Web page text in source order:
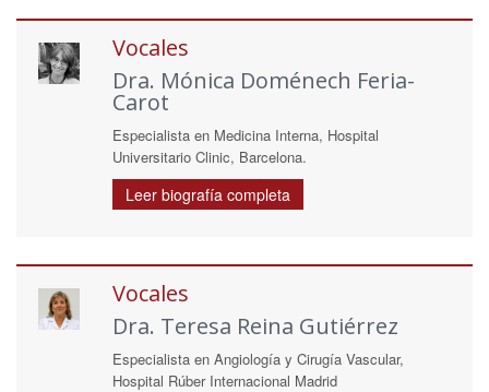
Vocales
Dra. Mónica Doménech Feria-
Carot
Especialista en Medicina Interna, Hospital
Universitario Clinic, Barcelona.
Leer biografía completa
Vocales
Dra. Teresa Reina Gutiérrez
Especialista en Angiología y Cirugía Vascular,
Hospital Rúber Internacional Madrid